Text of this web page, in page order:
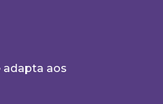
adapta aos